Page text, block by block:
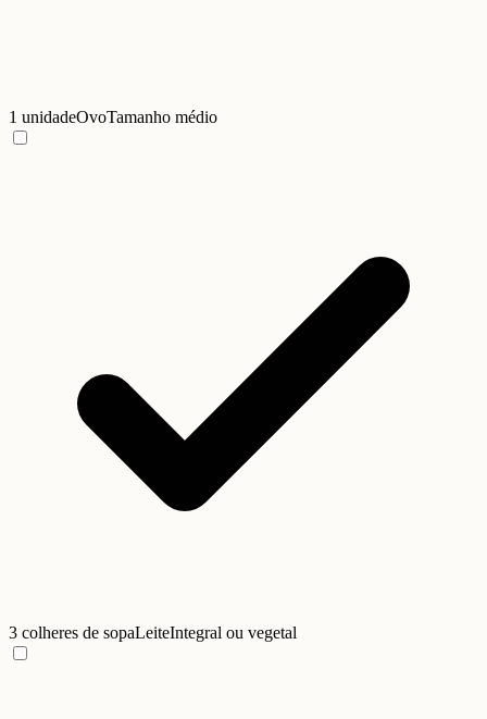
1 unidadeOvoTamanho médio
3 colheres de sopaLeiteIntegral ou vegetal